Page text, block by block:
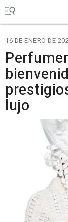
16 DE ENERO DE
lujo